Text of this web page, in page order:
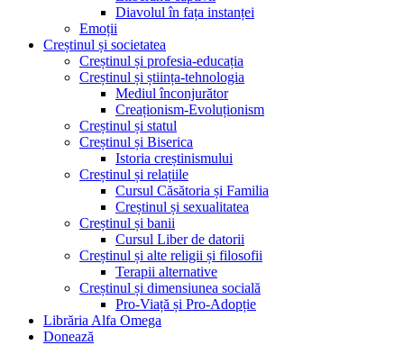
Diavolul în fața instanței
Emoții
Creștinul și societatea
Creștinul și profesia-educația
Creștinul și știința-tehnologia
Mediul înconjurător
Creaționism-Evoluționism
Creștinul și statul
Creștinul și Biserica
Istoria creștinismului
Creștinul și relațiile
Cursul Căsătoria și Familia
Creștinul și sexualitatea
Creștinul și banii
Cursul Liber de datorii
Creștinul și alte religii și filosofii
Terapii alternative
Creștinul și dimensiunea socială
Pro-Viață și Pro-Adopție
Librăria Alfa Omega
Donează